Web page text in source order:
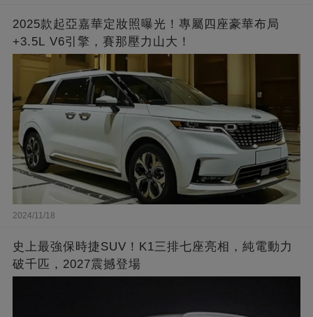
2025款起亞嘉華定妝照曝光！專屬四座豪華布局
+3.5L V6引擎，賽那壓力山大！
2024/11/18
史上最強保時捷SUV！K1三排七座亮相，純電動力
破千匹，2027震撼登場